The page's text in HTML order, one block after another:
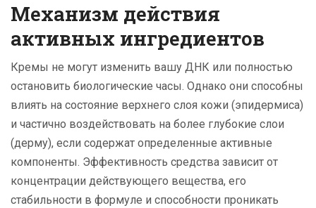
Механизм действия
активных ингредиентов
Кремы не могут изменить вашу ДНК или полностью
остановить биологические часы. Однако они способны
влиять на состояние верхнего слоя кожи (эпидермиса)
и частично воздействовать на более глубокие слои
(дерму), если содержат определенные активные
компоненты. Эффективность средства зависит от
концентрации действующего вещества, его
стабильности в формуле и способности проникать